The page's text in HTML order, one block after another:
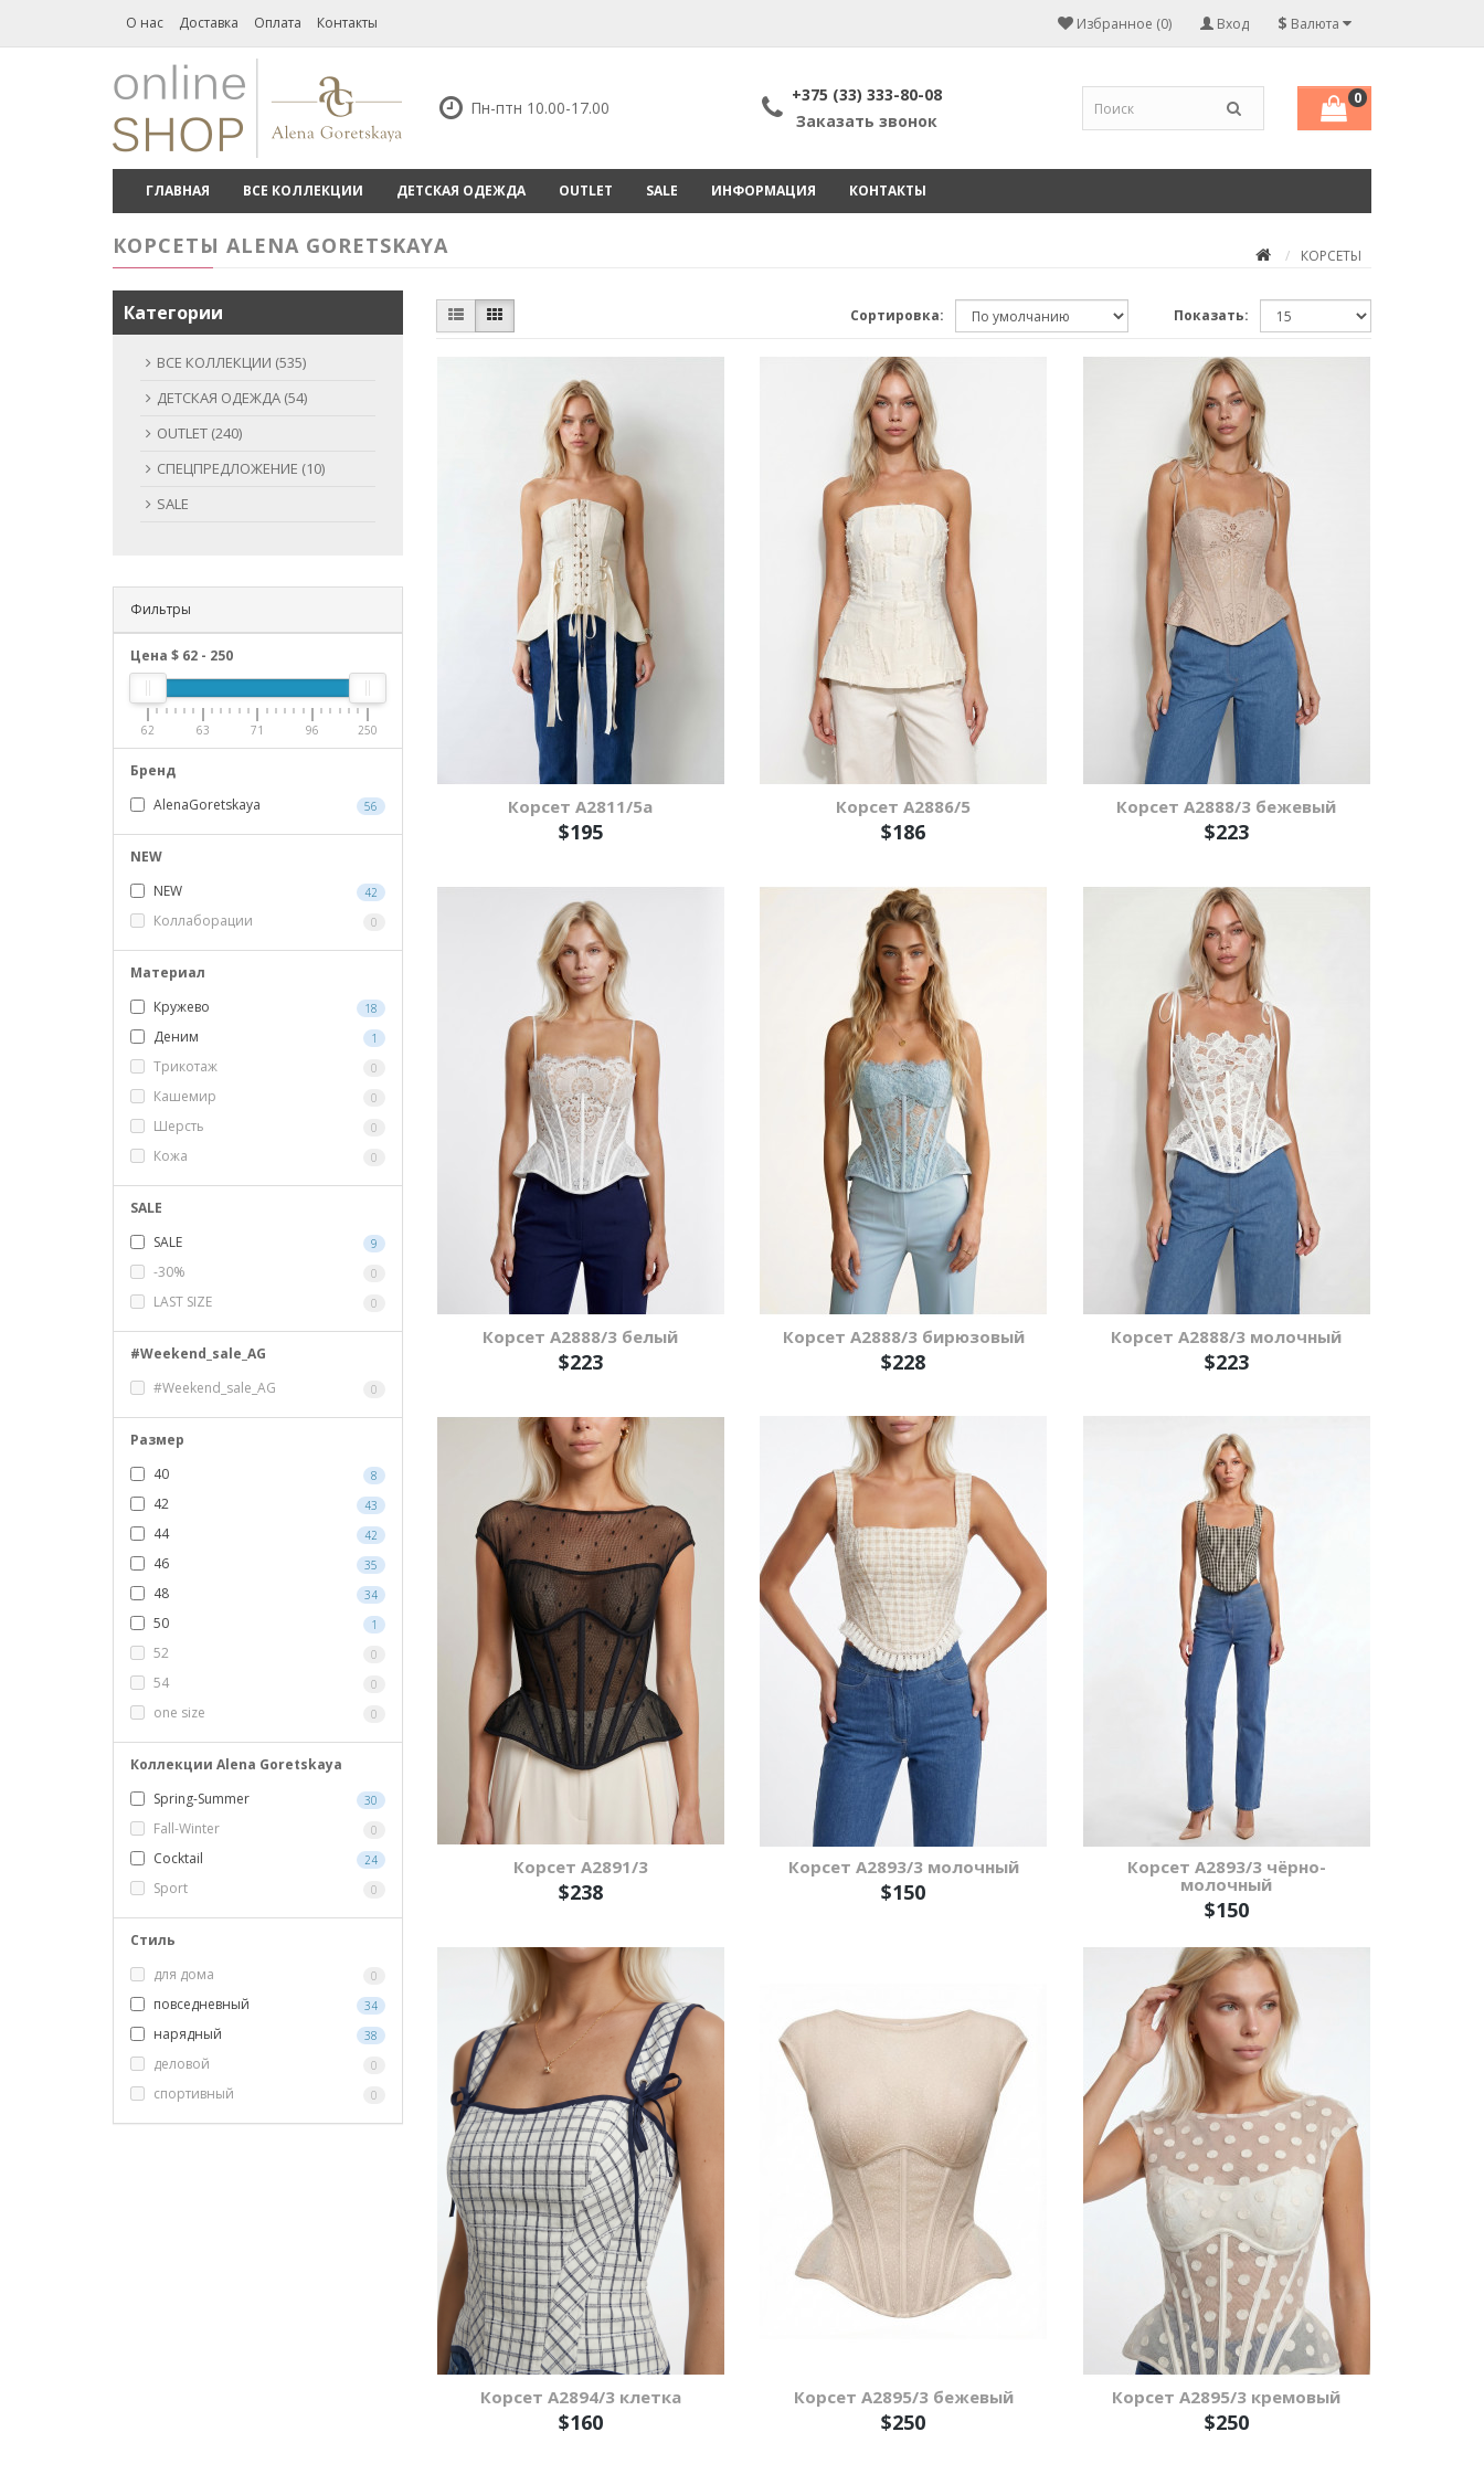
О нас Доставка Оплата Контакты $ Валюта
Вход
Избранное (0)
Пн-птн 10.00-17.00
+375 (33) 333-80-08
Заказать звонок
0
ГЛАВНАЯ ВСЕ КОЛЛЕКЦИИ ДЕТСКАЯ ОДЕЖДА OUTLET SALE ИНФОРМАЦИЯ КОНТАКТЫ
КОРСЕТЫ
КОРСЕТЫ ALENA GORETSKAYA
Категории
ВСЕ КОЛЛЕКЦИИ (535)
ДЕТСКАЯ ОДЕЖДА (54)
OUTLET (240)
СПЕЦПРЕДЛОЖЕНИЕ (10)
SALE
Фильтры
Цена $ 62 - 250
62 63 71 96 250
Бренд
AlenaGoretskaya
56
NEW
NEW
42
Коллаборации 0
Материал
Кружево
18
Деним 1
Трикотаж 0
Кашемир 0
Шерсть 0
Кожа 0
SALE
SALE
9
-30% 0
LAST SIZE 0
#Weekend_sale_AG
#Weekend_sale_AG
0
Размер
40
8
42 43
44 42
46 35
48 34
50 1
52 0
54 0
one size 0
Коллекции Alena Goretskaya
Spring-Summer
30
Fall-Winter 0
Cocktail 24
Sport 0
Стиль
для дома
0
повседневный 34
нарядный 38
деловой 0
спортивный 0
Сортировка: Показать:
Корсет А2811/5а
$195
Корсет А2886/5
$186
Корсет А2888/3 бежевый
$223
Корсет А2888/3 белый
$223
Корсет А2888/3 бирюзовый
$228
Корсет А2888/3 молочный
$223
Корсет А2891/3
$238
Корсет А2893/3 молочный
$150
Корсет А2893/3 чёрно-
молочный
$150
Корсет А2894/3 клетка
$160
Корсет А2895/3 бежевый
$250
Корсет А2895/3 кремовый
$250